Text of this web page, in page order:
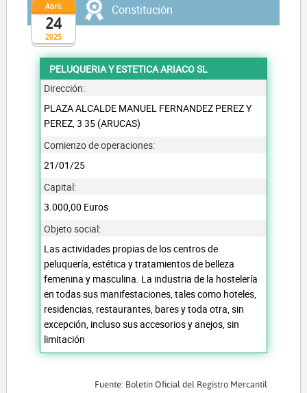
2025
Abril
24
Constitución
PELUQUERIA Y ESTETICA ARIACO SL
Dirección:
PLAZA ALCALDE MANUEL FERNANDEZ PEREZ Y
PEREZ, 3 35 (ARUCAS)
Comienzo de operaciones:
21/01/25
Capital:
3.000,00 Euros
Objeto social:
Las actividades propias de los centros de
peluquería, estética y tratamientos de belleza
femenina y masculina. La industria de la hostelería
en todas sus manifestaciones, tales como hoteles,
residencias, restaurantes, bares y toda otra, sin
excepción, incluso sus accesorios y anejos, sin
limitación
Fuente: Boletín Oficial del Registro Mercantil